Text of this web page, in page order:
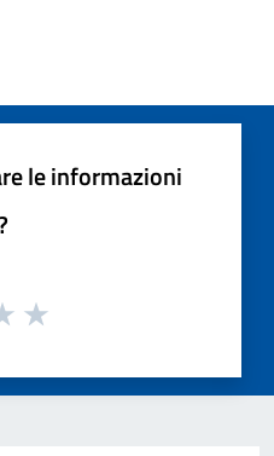
le informazioni